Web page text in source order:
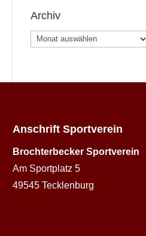
Archiv
Archiv
Anschrift Sportverein
Brochterbecker Sportverein
Am Sportplatz 5
49545 Tecklenburg